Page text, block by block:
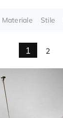
Materiale Stile
1 2